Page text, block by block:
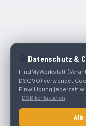
🍪 Datenschutz &
FindMyWerkstatt
DSGVO) verwendet
Einwilligung jederzeit
· DSB kontaktieren
Alle